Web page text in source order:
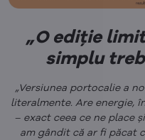
„O ediție
simplu
„Versiunea portocalie a
literalmente. Are energie,
– exact ceea ce ne place
am gândit că ar fi păcat